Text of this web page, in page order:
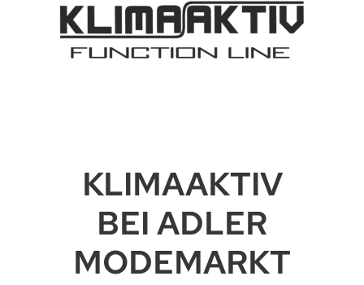
KLIMAAKTIV
BEI ADLER
MODEMARKT